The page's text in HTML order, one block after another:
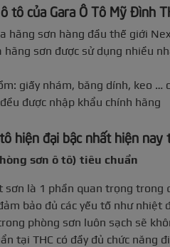
tô của Gara Ô Tô Mỹ Đình
hãng sơn hàng đầu thế giới
hãng sơn được sử dụng nhiều
giấy nhám, băng dính, keo …
được nhập khẩu chính hãng
hiện đại bậc nhất hiện nay
sơn ô tô) tiêu chuẩn
sơn là 1 phần quan trọng trong
bảo đủ các yếu tố như
phòng sơn luôn sạch sẽ
tại THC có đầy đủ chức năng